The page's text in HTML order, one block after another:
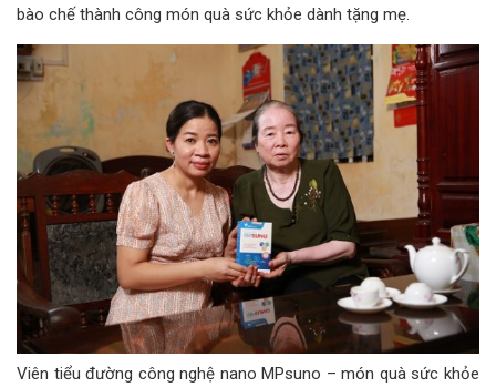
bào chế thành công món quà sức khỏe dành tặng mẹ.
Viên tiểu đường công nghệ nano MPsuno – món quà sức khỏe